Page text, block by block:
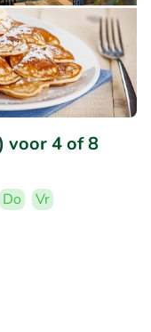
voor 4 of 8
Do
Vr